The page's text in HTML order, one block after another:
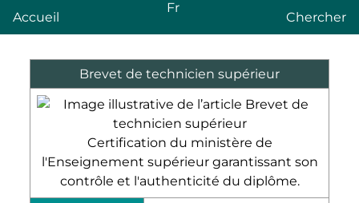
Accueil
Fr
Chercher
Brevet de technicien supérieur
Certification du ministère de
l'Enseignement supérieur garantissant son
contrôle et l'authenticité du diplôme.